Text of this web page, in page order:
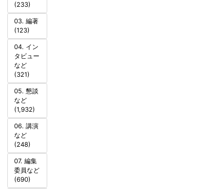
(233)
03. 編著
(123)
04. イン
タビュー
など
(321)
05. 懇談
など
(1,932)
06. 講演
など
(248)
07. 編集
委員など
(690)